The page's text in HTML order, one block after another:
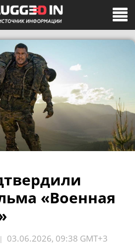
«Военная
| 03.06.2026, 09:38 GMT+3